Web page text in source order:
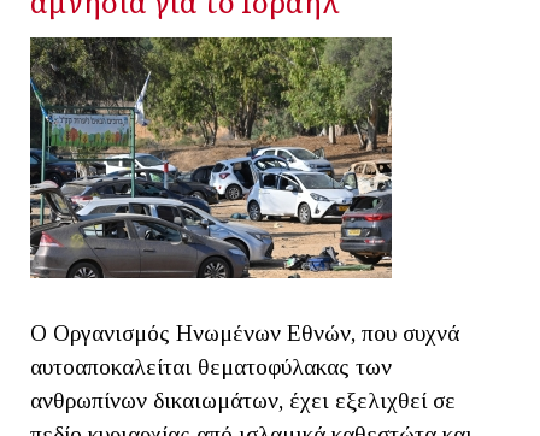
Ο Οργανισμός Ηνωμένων Εθνών, που συχνά
αυτοαποκαλείται θεματοφύλακας των
ανθρωπίνων δικαιωμάτων, έχει εξελιχθεί σε